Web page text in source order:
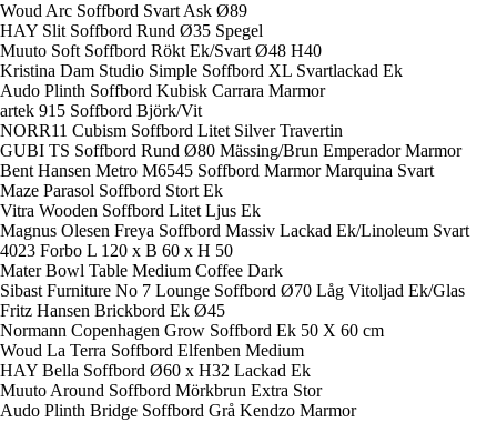
Woud Arc Soffbord Svart Ask Ø89
HAY Slit Soffbord Rund Ø35 Spegel
Muuto Soft Soffbord Rökt Ek/Svart Ø48 H40
Kristina Dam Studio Simple Soffbord XL Svartlackad Ek
Audo Plinth Soffbord Kubisk Carrara Marmor
artek 915 Soffbord Björk/Vit
NORR11 Cubism Soffbord Litet Silver Travertin
GUBI TS Soffbord Rund Ø80 Mässing/Brun Emperador Marmor
Bent Hansen Metro M6545 Soffbord Marmor Marquina Svart
Maze Parasol Soffbord Stort Ek
Vitra Wooden Soffbord Litet Ljus Ek
Magnus Olesen Freya Soffbord Massiv Lackad Ek/Linoleum Svart
4023 Forbo L 120 x B 60 x H 50
Mater Bowl Table Medium Coffee Dark
Sibast Furniture No 7 Lounge Soffbord Ø70 Låg Vitoljad Ek/Glas
Fritz Hansen Brickbord Ek Ø45
Normann Copenhagen Grow Soffbord Ek 50 X 60 cm
Woud La Terra Soffbord Elfenben Medium
HAY Bella Soffbord Ø60 x H32 Lackad Ek
Muuto Around Soffbord Mörkbrun Extra Stor
Audo Plinth Bridge Soffbord Grå Kendzo Marmor